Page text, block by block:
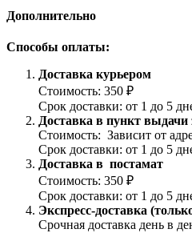
Дополнительно
Способы оплаты:
Доставка курьером
Стоимость: 350 ₽
Срок доставки: от 1 до 5
Доставка в пункт выдачи
Стоимость: Зависит от
Срок доставки: от 1 до 5
Доставка в постамат
Стоимость: 350 ₽
Срок доставки: от 1 до 5
Экспресс-доставка
Срочная доставка день в